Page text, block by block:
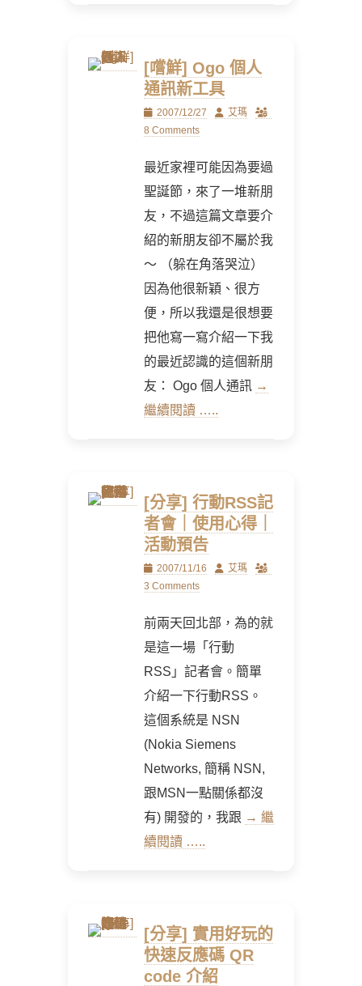
[嚐鮮] Ogo 個人
通訊新工具
Posted
on
2007/12/27 Author
艾瑪
8 Comments
最近家裡可能因為要過
聖誕節，來了一堆新朋
友，不過這篇文章要介
紹的新朋友卻不屬於我
～ （躲在角落哭泣）
因為他很新穎、很方
便，所以我還是很想要
把他寫一寫介紹一下我
的最近認識的這個新朋
友： Ogo 個人通訊 →
繼續閱讀 …..
[分享] 行動RSS記
者會｜使用心得｜
活動預告
Posted
on
2007/11/16 Author
艾瑪
3 Comments
前兩天回北部，為的就
是這一場「行動
RSS」記者會。簡單
介紹一下行動RSS。
這個系統是 NSN
(Nokia Siemens
Networks, 簡稱 NSN,
跟MSN一點關係都沒
有) 開發的，我跟 → 繼
續閱讀 …..
[分享] 實用好玩的
快速反應碼 QR
code 介紹